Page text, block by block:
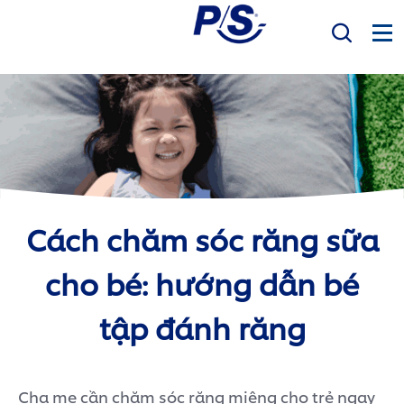
Mục Tiêu
Sản phẩm
Sức khỏe răng miệng
Bàn Chải Điện P/S
P/S Expert
Cách chăm sóc răng sữa
cho bé: hướng dẫn bé
tập đánh răng
Cha mẹ cần chăm sóc răng miệng cho trẻ ngay